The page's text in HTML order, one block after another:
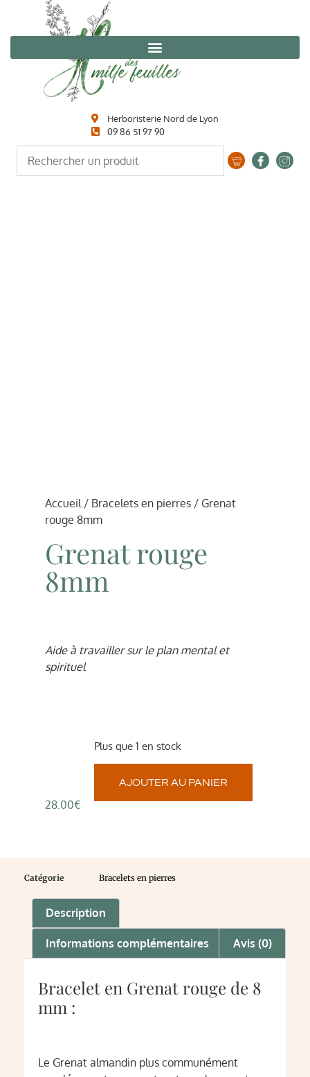
Herboristerie Nord de Lyon
09 86 51 97 90
Accueil / Bracelets en pierres / Grenat
rouge 8mm
Grenat rouge
8mm
Aide à travailler sur le plan mental et
spirituel
28.00€
Plus que 1 en stock
AJOUTER AU PANIER
Catégorie Bracelets en pierres
Description
Informations complémentaires Avis (0)
Bracelet en Grenat rouge de 8
mm :
Le Grenat almandin plus communément